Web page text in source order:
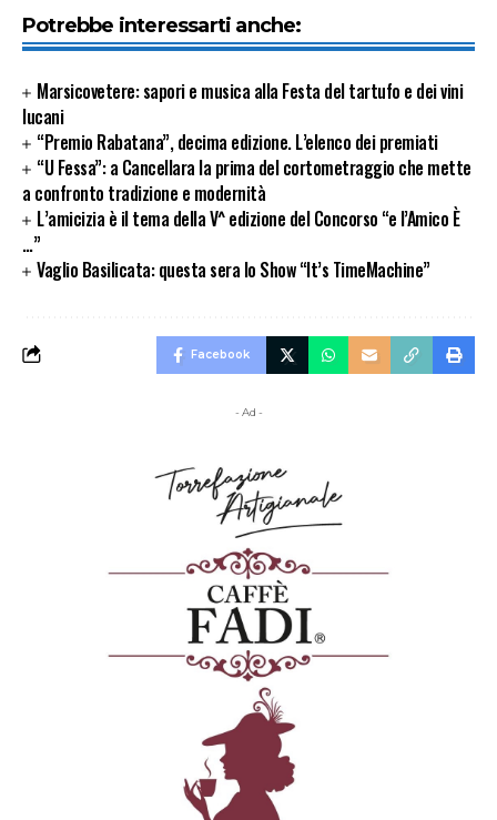
Potrebbe interessarti anche:
Marsicovetere: sapori e musica alla Festa del tartufo e dei vini
lucani
“Premio Rabatana”, decima edizione. L’elenco dei premiati
“U Fessa”: a Cancellara la prima del cortometraggio che mette
a confronto tradizione e modernità
L’amicizia è il tema della V^ edizione del Concorso “e l’Amico È
…”
Vaglio Basilicata: questa sera lo Show “It’s TimeMachine”
Facebook
- Ad -